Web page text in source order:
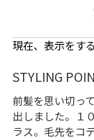
現在、表示をす
STYLING
前髪を思い切っ
出しました。１
ラス。毛先をコ